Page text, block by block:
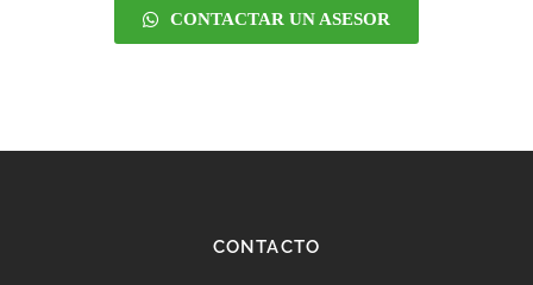
CONTACTAR UN ASESOR
CONTACTO